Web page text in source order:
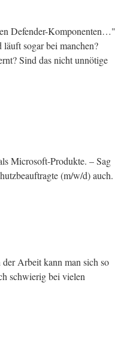
Defender-Komponenten…"
sogar bei manchen?
Sind das nicht unnötige
Microsoft-Produkte. – Sag
(m/w/d) auch.
Arbeit kann man sich so
schwierig bei vielen